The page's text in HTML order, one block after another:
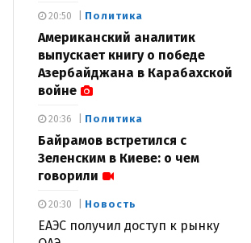
Политика
Американский аналитик
выпускает книгу о победе
Азербайджана в Карабахской
войне
20:50
Политика
Байрамов встретился с
Зеленским в Киеве: о чем
говорили
20:36
Новость
ЕАЭС получил доступ к рынку
20:30